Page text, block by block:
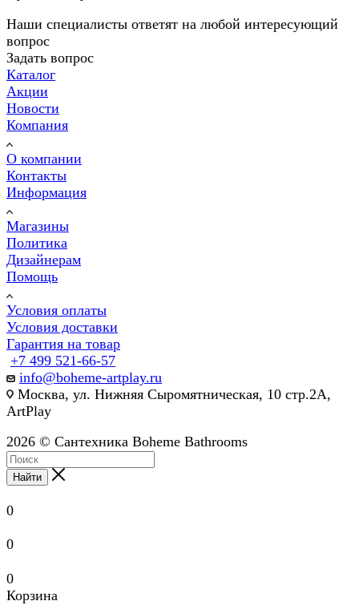
Наши специалисты ответят на любой интересующий
вопрос
Задать вопрос
Каталог
Акции
Новости
Компания
О компании
Контакты
Информация
Магазины
Политика
Дизайнерам
Помощь
Условия оплаты
Условия доставки
Гарантия на товар
+7 499 521-66-57
info@boheme-artplay.ru
Москва, ул. Нижняя Сыромятническая, 10 стр.2А,
ArtPlay
2026 © Сантехника Boheme Bathrooms
Найти
0
0
0
Корзина